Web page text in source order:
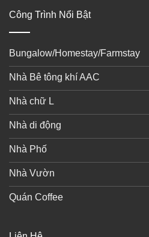
Công Trình Nổi Bật
Bungalow/Homestay/Farmstay
Nhà Bê tông khí AAC
Nhà chữ L
Nhà di động
Nhà Phố
Nhà Vườn
Quán Coffee